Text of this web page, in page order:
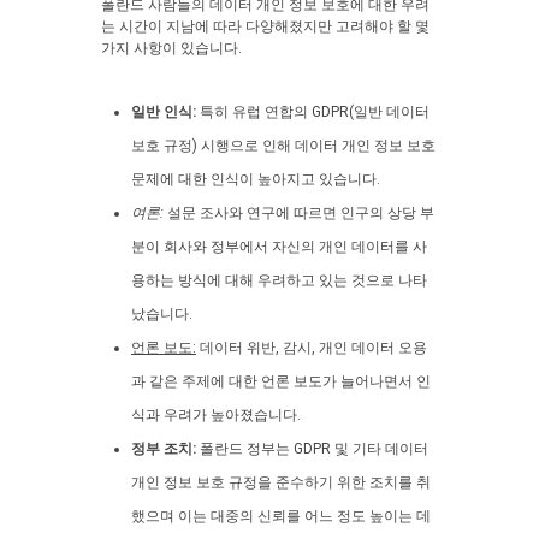
폴란드 사람들의 데이터 개인 정보 보호에 대한 우려
는 시간이 지남에 따라 다양해졌지만 고려해야 할 몇
가지 사항이 있습니다.
일반 인식: 특히 유럽 연합의 GDPR(일반 데이터
보호 규정) 시행으로 인해 데이터 개인 정보 보호
문제에 대한 인식이 높아지고 있습니다.
여론: 설문 조사와 연구에 따르면 인구의 상당 부
분이 회사와 정부에서 자신의 개인 데이터를 사
용하는 방식에 대해 우려하고 있는 것으로 나타
났습니다.
언론 보도: 데이터 위반, 감시, 개인 데이터 오용
과 같은 주제에 대한 언론 보도가 늘어나면서 인
식과 우려가 높아졌습니다.
정부 조치: 폴란드 정부는 GDPR 및 기타 데이터
개인 정보 보호 규정을 준수하기 위한 조치를 취
했으며 이는 대중의 신뢰를 어느 정도 높이는 데